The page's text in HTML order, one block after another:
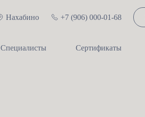
Нахабино +7 (906) 000-01-68
Специалисты Сертификаты